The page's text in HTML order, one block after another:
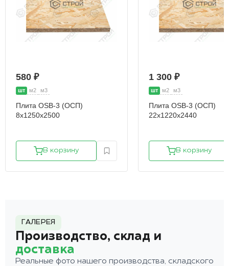
580 ₽
шт м2 м3
Плита OSB-3 (ОСП)
8х1250х2500
В корзину
1 300 ₽
шт м2 м3
Плита OSB-3 (ОСП)
22х1220х2440
В корзину
ГАЛЕРЕЯ
Производство, склад и
доставка
Реальные фото нашего производства, складского